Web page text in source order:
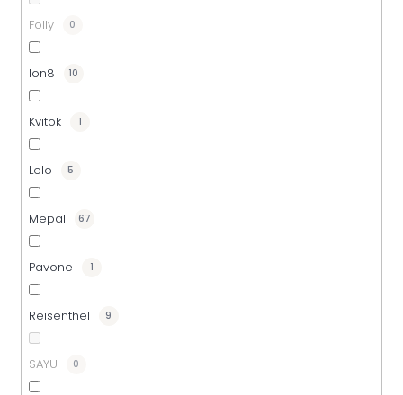
Folly 0
Ion8 10
Kvitok 1
Lelo 5
Mepal 67
Pavone 1
Reisenthel 9
SAYU 0